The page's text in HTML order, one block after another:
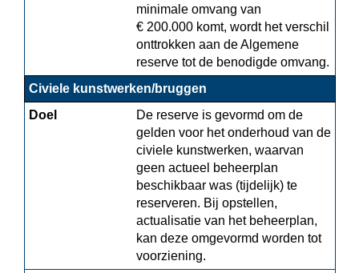
minimale omvang van
€ 200.000 komt, wordt het verschil
onttrokken aan de Algemene
reserve tot de benodigde omvang.
Civiele kunstwerken/bruggen
Doel
De reserve is gevormd om de
gelden voor het onderhoud van de
civiele kunstwerken, waarvan
geen actueel beheerplan
beschikbaar was (tijdelijk) te
reserveren. Bij opstellen,
actualisatie van het beheerplan,
kan deze omgevormd worden tot
voorziening.